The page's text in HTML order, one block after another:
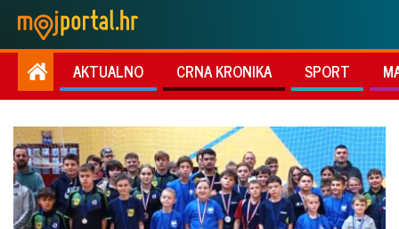
AKTUALNO CRNA KRONIKA SPORT